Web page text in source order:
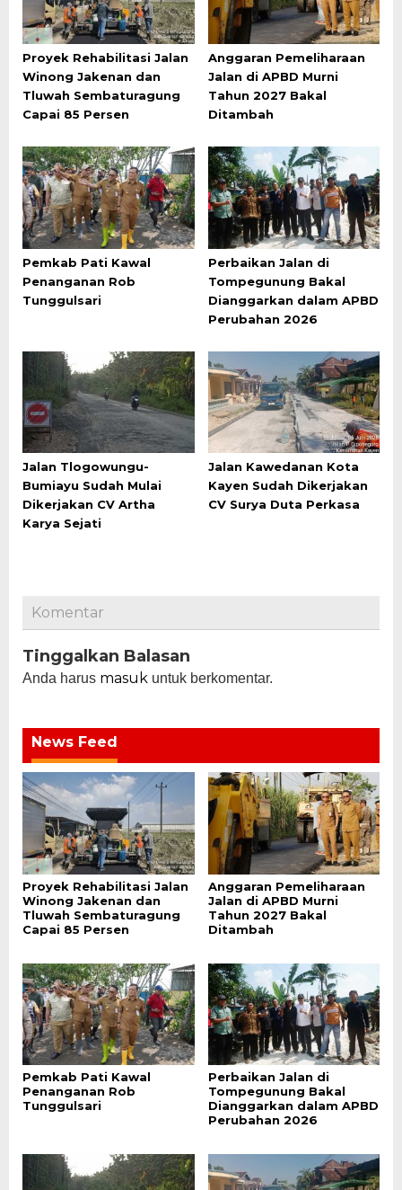
Proyek Rehabilitasi Jalan
Winong Jakenan dan
Tluwah Sembaturagung
Capai 85 Persen
Anggaran Pemeliharaan
Jalan di APBD Murni
Tahun 2027 Bakal
Ditambah
Pemkab Pati Kawal
Penanganan Rob
Tunggulsari
Perbaikan Jalan di
Tompegunung Bakal
Dianggarkan dalam APBD
Perubahan 2026
Jalan Tlogowungu-
Bumiayu Sudah Mulai
Dikerjakan CV Artha
Karya Sejati
Jalan Kawedanan Kota
Kayen Sudah Dikerjakan
CV Surya Duta Perkasa
Komentar
Tinggalkan Balasan
Anda harus masuk untuk berkomentar.
News Feed
Proyek Rehabilitasi Jalan
Winong Jakenan dan
Tluwah Sembaturagung
Capai 85 Persen
Anggaran Pemeliharaan
Jalan di APBD Murni
Tahun 2027 Bakal
Ditambah
Pemkab Pati Kawal
Penanganan Rob
Tunggulsari
Perbaikan Jalan di
Tompegunung Bakal
Dianggarkan dalam APBD
Perubahan 2026